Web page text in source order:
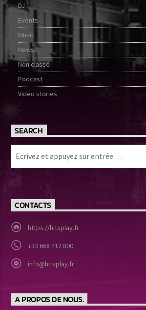
DJ
Events
Music
News
Non classé
Podcast
Video stories
SEARCH
CONTACTS
https://hitsplay.fr
+33 668 412 800
info@hitsplay.fr
A PROPOS DE NOUS.